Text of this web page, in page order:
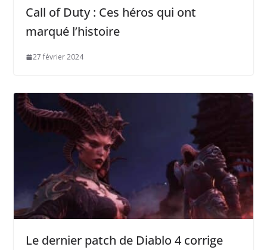
Call of Duty : Ces héros qui ont
marqué l’histoire
27 février 2024
Le dernier patch de Diablo 4 corrige